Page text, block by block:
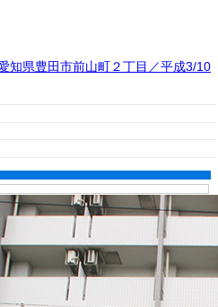
知県豊田市前山町２丁目／平成3/10